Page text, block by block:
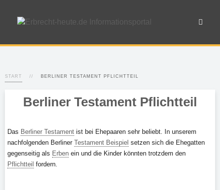
START BERLINER TESTAMENT PFLICHTTEIL
Berliner Testament Pflichtteil
Das Berliner Testament ist bei Ehepaaren sehr beliebt. In unserem
nachfolgenden Berliner Testament Beispiel setzen sich die Ehegatten
gegenseitig als Erben ein und die Kinder könnten trotzdem den
Pflichtteil fordern.